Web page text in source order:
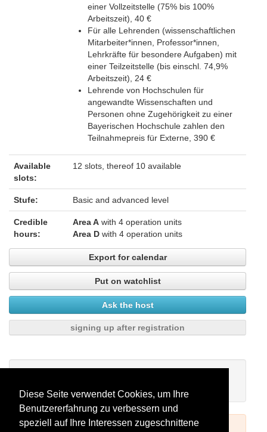
Diese Seite verwendet Cookies, um Ihre
Benutzererfahrung zu verbessern und
speziell auf Ihre Interessen zugeschnittene
einer Vollzeitstelle (75% bis 100%
Arbeitszeit), 40 €
Für alle Lehrenden (wissenschaftlichen
Mitarbeiter*innen, Professor*innen,
Lehrkräfte für besondere Aufgaben) mit
einer Teilzeitstelle (bis einschl. 74,9%
Arbeitszeit), 24 €
Lehrende von Hochschulen für
angewandte Wissenschaften und
Personen ohne Zugehörigkeit zu einer
Bayerischen Hochschule zahlen den
Teilnahmepreis für Externe, 390 €
Available
slots:
12 slots, thereof 10 available
Stufe: Basic and advanced level
Credible
hours:
Area A with 4 operation units
Area D with 4 operation units
Export for calendar
Put on watchlist
Ask the host
signing up after registration
There are no seminars on your watchlist.
To book seminars please log in (see above) or register.